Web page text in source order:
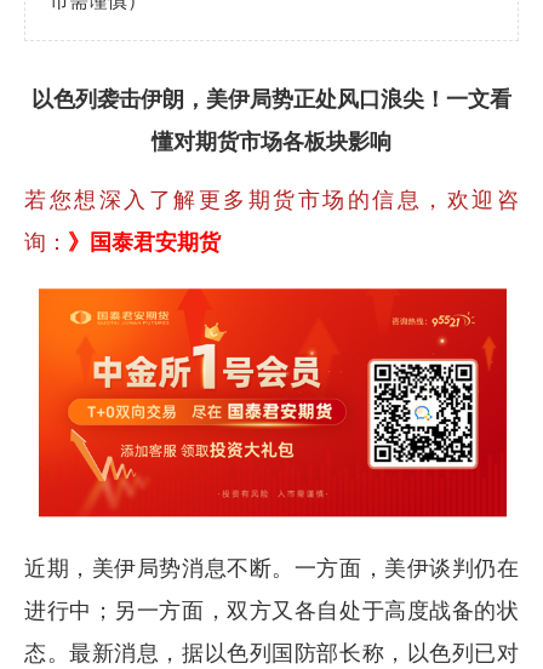
以色列袭击伊朗，美伊局势正处风口浪尖！一文看
懂对期货市场各板块影响
若您想深入了解更多期货市场的信息，欢迎咨
询： 》国泰君安期货
近期，美伊局势消息不断。一方面，美伊谈判仍在
进行中；另一方面，双方又各自处于高度战备的状
态。最新消息，据以色列国防部长称，以色列已对